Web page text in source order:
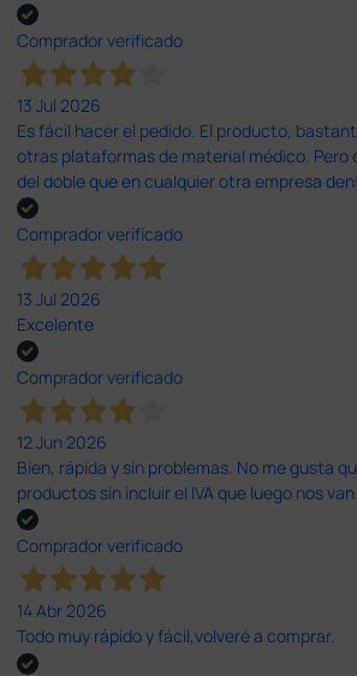
Comprador verificado
13 Jul 2026
Es fácil hacer el pedido. El producto,
otras plataformas de material médico. Pero
del doble que en cualquier otra empresa
Comprador verificado
13 Jul 2026
Excelente
Comprador verificado
12 Jun 2026
Bien, rápida y sin problemas. No me gusta
productos sin incluir el IVA que luego nos
Comprador verificado
14 Abr 2026
Todo muy rápido y fácil,volveré a comprar.